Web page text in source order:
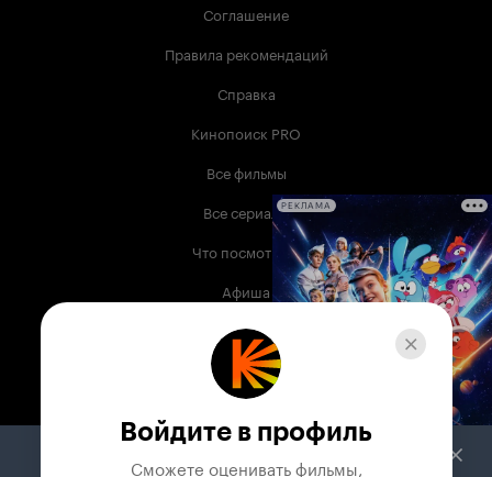
Соглашение
Правила рекомендаций
Справка
Кинопоиск PRO
Все фильмы
Все сериалы
Что посмотреть
Афиша
Музыка
Телепрограмма
Служба поддержки
РЕКЛАМА
Войдите в профиль
Сможете оценивать фильмы,